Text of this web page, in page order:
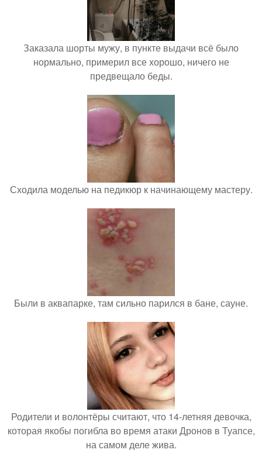
Заказала шорты мужу, в пункте выдачи всё было
нормально, примерил все хорошо, ничего не
предвещало беды.
Сходила моделью на педикюр к начинающему мастеру.
Были в аквапарке, там сильно парился в бане, сауне.
Родители и волонтёры считают, что 14-летняя девочка,
которая якобы погибла во время атаки Дронов в Туапсе,
на самом деле жива.